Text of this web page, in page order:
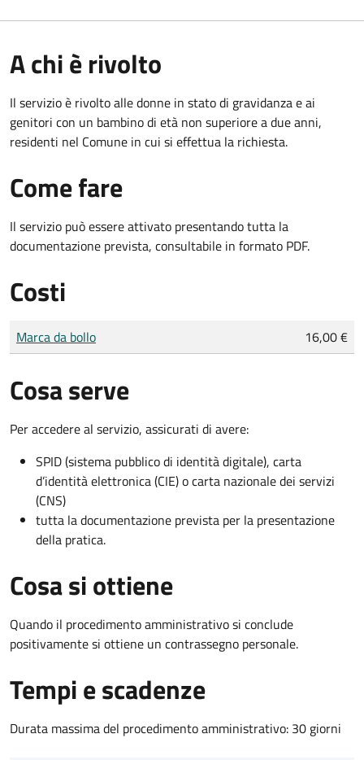
A chi è rivolto
Il servizio è rivolto alle donne in stato di gravidanza e ai
genitori con un bambino di età non superiore a due anni,
residenti nel Comune in cui si effettua la richiesta.
Come fare
Il servizio può essere attivato presentando tutta la
documentazione prevista, consultabile in formato PDF.
Costi
Tipo di pagamento
Importo
Marca da bollo 16,00 €
Cosa serve
Per accedere al servizio, assicurati di avere:
SPID (sistema pubblico di identità digitale), carta
d’identità elettronica (CIE) o carta nazionale dei servizi
(CNS)
tutta la documentazione prevista per la presentazione
della pratica.
Cosa si ottiene
Quando il procedimento amministrativo si conclude
positivamente si ottiene un contrassegno personale.
Tempi e scadenze
Durata massima del procedimento amministrativo: 30 giorni